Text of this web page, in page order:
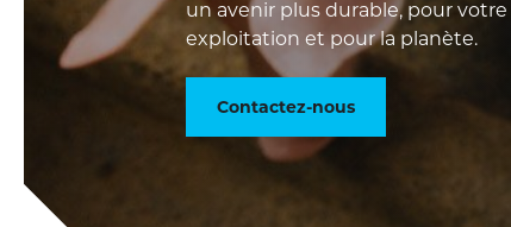
un avenir plus durable, pour votre
exploitation et pour la planète.
Contactez-nous